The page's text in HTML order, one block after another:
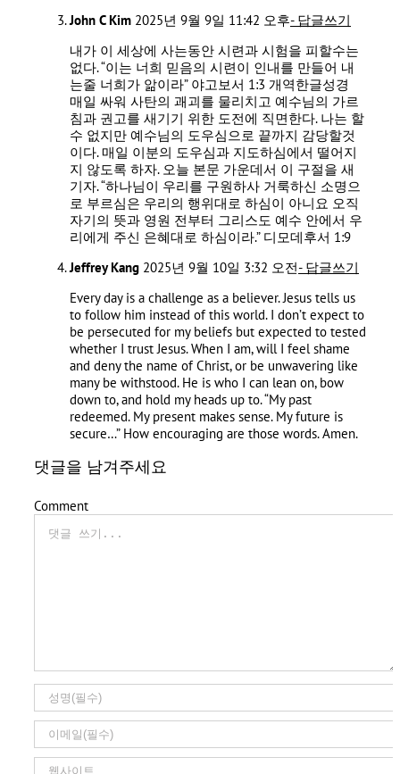
John C Kim 2025년 9월 9일 11:42 오후- 답글쓰기
내가 이 세상에 사는동안 시련과 시험을 피할수는
없다. “이는 너희 믿음의 시련이 인내를 만들어 내
는줄 너희가 앎이라” 야고보서‬ ‭1‬:‭3‬ ‭개역한글성경
매일 싸워 사탄의 괘괴를 물리치고 예수님의 가르
침과 권고를 새기기 위한 도전에 직면한다. 나는 할
수 없지만 예수님의 도우심으로 끝까지 감당할것
이다. 매일 이분의 도우심과 지도하심에서 떨어지
지 않도록 하자. 오늘 본문 가운데서 이 구절을 새
기자. “하나님이 우리를 구원하사 거룩하신 소명으
로 부르심은 우리의 행위대로 하심이 아니요 오직
자기의 뜻과 영원 전부터 그리스도 예수 안에서 우
리에게 주신 은혜대로 하심이라.” 디모데후서 1:9
Jeffrey Kang 2025년 9월 10일 3:32 오전- 답글쓰기
Every day is a challenge as a believer. Jesus tells us
to follow him instead of this world. I don’t expect to
be persecuted for my beliefs but expected to tested
whether I trust Jesus. When I am, will I feel shame
and deny the name of Christ, or be unwavering like
many be withstood. He is who I can lean on, bow
down to, and hold my heads up to. “My past
redeemed. My present makes sense. My future is
secure…” How encouraging are those words. Amen.
댓글을 남겨주세요
Comment